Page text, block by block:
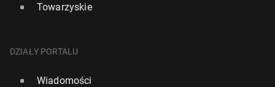
Towarzyskie
DZIAŁY PORTALU
Wiadomości